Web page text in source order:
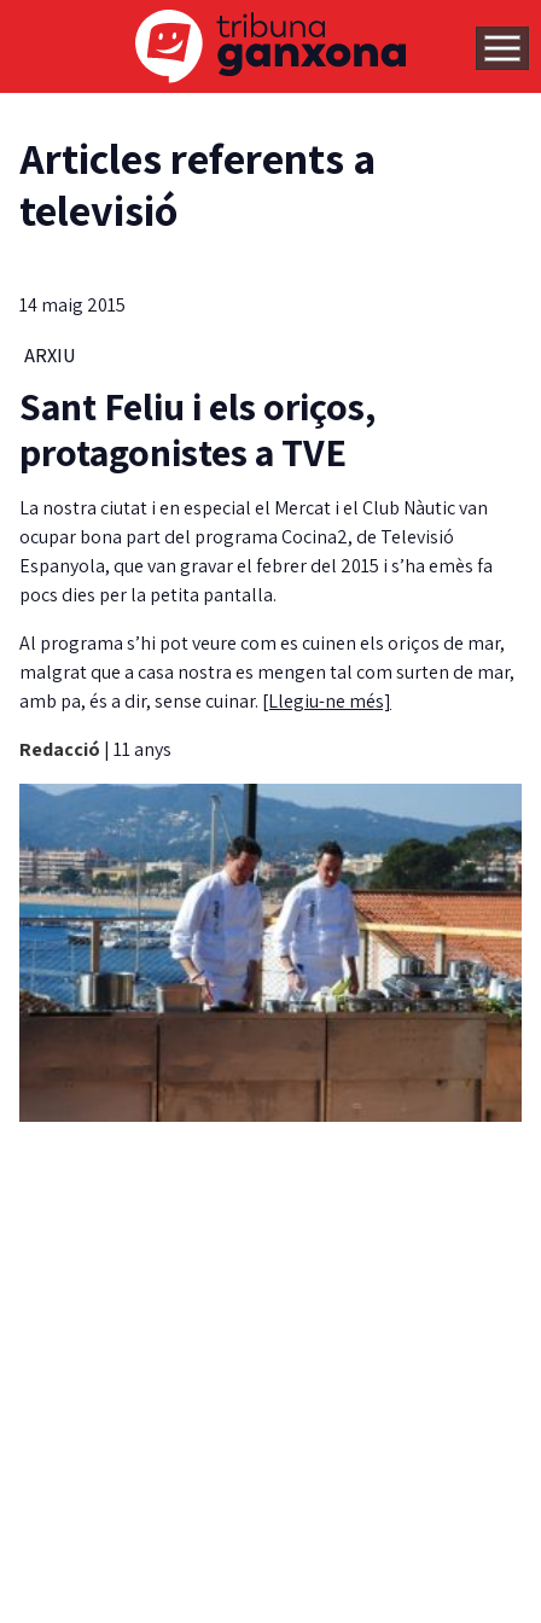
Articles referents a
televisió
14 maig 2015
ARXIU
Sant Feliu i els oriços,
protagonistes a TVE
La nostra ciutat i en especial el Mercat i el Club Nàutic van
ocupar bona part del programa Cocina2, de Televisió
Espanyola, que van gravar el febrer del 2015 i s’ha emès fa
pocs dies per la petita pantalla.
Al programa s’hi pot veure com es cuinen els oriços de mar,
malgrat que a casa nostra es mengen tal com surten de mar,
amb pa, és a dir, sense cuinar. [Llegiu-ne més]
Redacció | 11 anys